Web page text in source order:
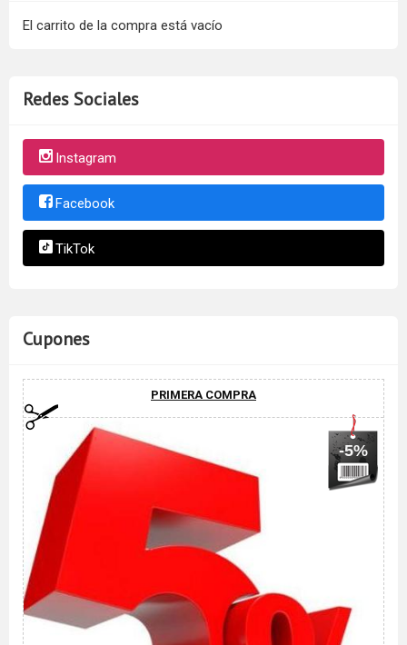
El carrito de la compra está vacío
Redes Sociales
Instagram
Facebook
TikTok
Cupones
PRIMERA COMPRA
-5%